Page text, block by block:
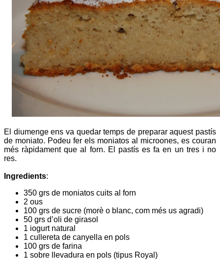
El diumenge ens va quedar temps de preparar aquest pastís
de moniato. Podeu fer els moniatos al microones, es couran
més ràpidament que al forn. El pastís es fa en un tres i no
res.
Ingredients:
350 grs de moniatos cuits al forn
2 ous
100 grs de sucre (morè o blanc, com més us agradi)
50 grs d’oli de girasol
1 iogurt natural
1 cullereta de canyella en pols
100 grs de farina
1 sobre llevadura en pols (tipus Royal)